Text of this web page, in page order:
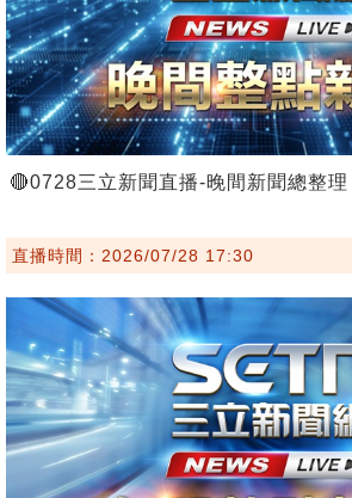
🔴0728三立新聞直播-晚間新聞總整理
直播時間：2026/07/28 17:30